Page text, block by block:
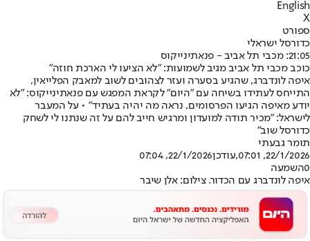
English
X
ספורט
כדורסל ישראלי
21:05: מכבי תל אביב - פנאתינייקוס
כוכב מכבי תל אביב מגיב לשמועות: "לא הציעו לי הארכת חוזה"
איפה לונדברג, שהגיע בסערה ועזר לצהובים לשוב למאבק הפלייאין,
התייחס לעתידו בשיחה עם "היום" לקראת המפגש עם פנאתינייקוס: "לא
יודע מאיפה הגיעו הפרסומים, נראה מה יהיה בעתיד" • על המעבר
לישראל: "מכיר תודה למועדון ומרגיש חייב להם על זה שנתנו לי לשחק
כדורסל שוב"
תומר גבעתי
22/1/2026, 07:01
,עודכן22/1/2026, 07:04
0השמעה
איפה לונדברג עם הכדור. צילום: אלן שיבר